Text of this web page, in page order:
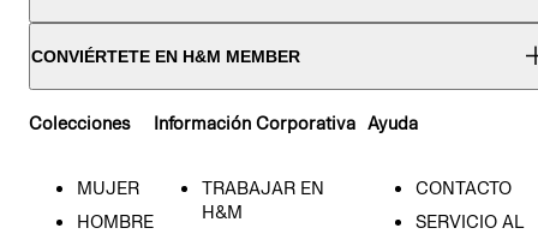
CONVIÉRTETE EN H&M MEMBER
Colecciones
MUJER
HOMBRE
Información Corporativa
TRABAJAR EN
H&M
Ayuda
CONTACTO
SERVICIO AL